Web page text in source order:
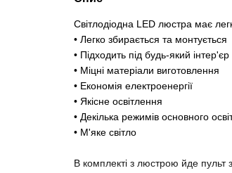
Світлодіодна LED люстра має
• Легко збирається та монтується
• Підходить під будь-який інтер'єр
• Міцні матеріали виготовлення
• Економія електроенергії
• Якісне освітлення
• Декілька режимів основного
• М'яке світло
В комплекті з люстрою йде